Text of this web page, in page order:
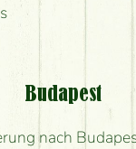
Budapest
nach